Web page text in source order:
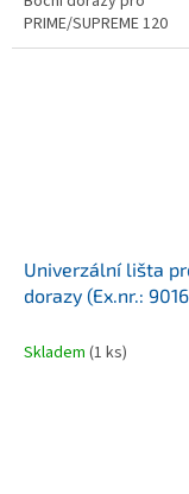
PRIME/SUPREME 120
Univerzální lišta
dorazy (Ex.nr.:
Skladem (1 ks)